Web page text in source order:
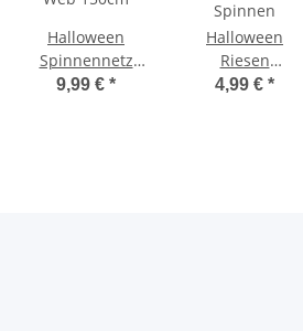
Halloween
Spinnennetz
oder Spider
9,99 € *
Halloween
Riesen
Spinnweben
4,99 € *